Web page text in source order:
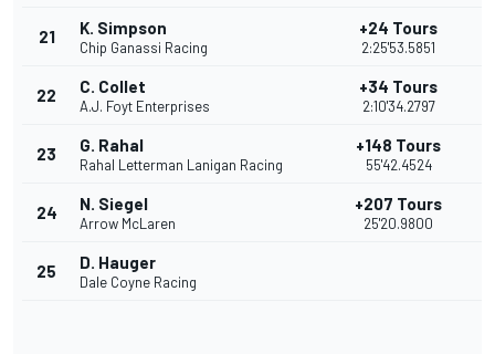
21 K. Simpson
Chip Ganassi Racing
+24 Tours
2:25'53.5851
22 C. Collet
A.J. Foyt Enterprises
+34 Tours
2:10'34.2797
23 G. Rahal
Rahal Letterman Lanigan Racing
+148 Tours
55'42.4524
24 N. Siegel
Arrow McLaren
+207 Tours
25'20.9800
25 D. Hauger
Dale Coyne Racing